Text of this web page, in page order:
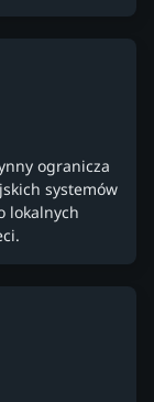
ogranicza
systemów
lokalnych